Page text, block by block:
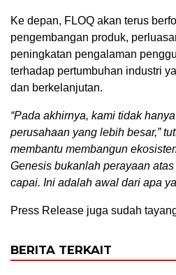
Ke depan, FLOQ akan terus
pengembangan produk,
peningkatan pengalaman
terhadap pertumbuhan industri
dan berkelanjutan.
“Pada akhirnya, kami tidak
perusahaan yang lebih besar,”
membantu membangun
Genesis bukanlah perayaan
capai. Ini adalah awal dari apa
Press Release juga sudah
BERITA TERKAIT